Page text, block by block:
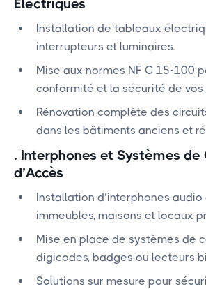
Électriques
Installation de tableaux
interrupteurs et luminaires.
Mise aux normes NF C 15-100
conformité et la sécurité de vos
Rénovation complète des
dans les bâtiments anciens et
. Interphones et Systèmes de
d’Accès
Installation d’interphones
immeubles, maisons et locaux
Mise en place de systèmes de
digicodes, badges ou lecteurs
Solutions sur mesure pour